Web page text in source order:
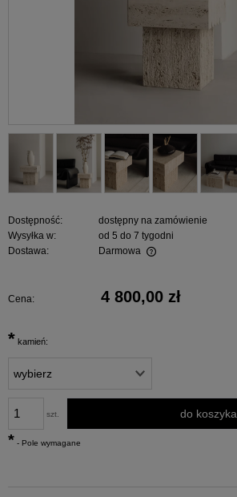
Dostępność:
dostępny na zamówienie
Wysyłka w:
od 5 do 7 tygodni
Dostawa:
Darmowa
Cena: 4 800,00 zł
* kamień:
szt. do koszyka
* - Pole wymagane